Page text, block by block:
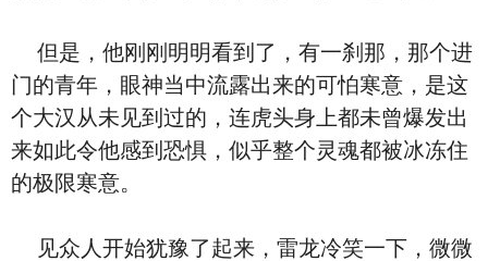
但是，他刚刚明明看到了，有一刹那，那个进
门的青年，眼神当中流露出来的可怕寒意，是这
个大汉从未见到过的，连虎头身上都未曾爆发出
来如此令他感到恐惧，似乎整个灵魂都被冰冻住
的极限寒意。
见众人开始犹豫了起来，雷龙冷笑一下，微微